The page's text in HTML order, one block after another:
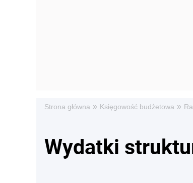
Strona główna » Księgowość budżetowa »
Wydatki